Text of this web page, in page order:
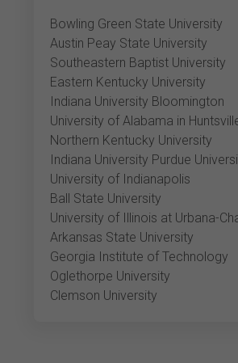
Bowling Green State University
Austin Peay State University
Southeastern Baptist University
Eastern Kentucky University
Indiana University Bloomington
University of Alabama in
Northern Kentucky University
University of Indianapolis
Ball State University
University of Illinois at Urbana-
Arkansas State University
Georgia Institute of Technology
Oglethorpe University
Clemson University